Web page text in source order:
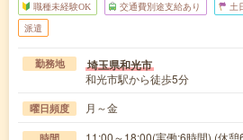
職種未経験OK 交通費別途支給あり 土
派遣
勤務地 埼玉県和光市
和光市駅から徒歩5分
曜日頻度 月～金
11:00～18:00(実働:6時間) (休憩